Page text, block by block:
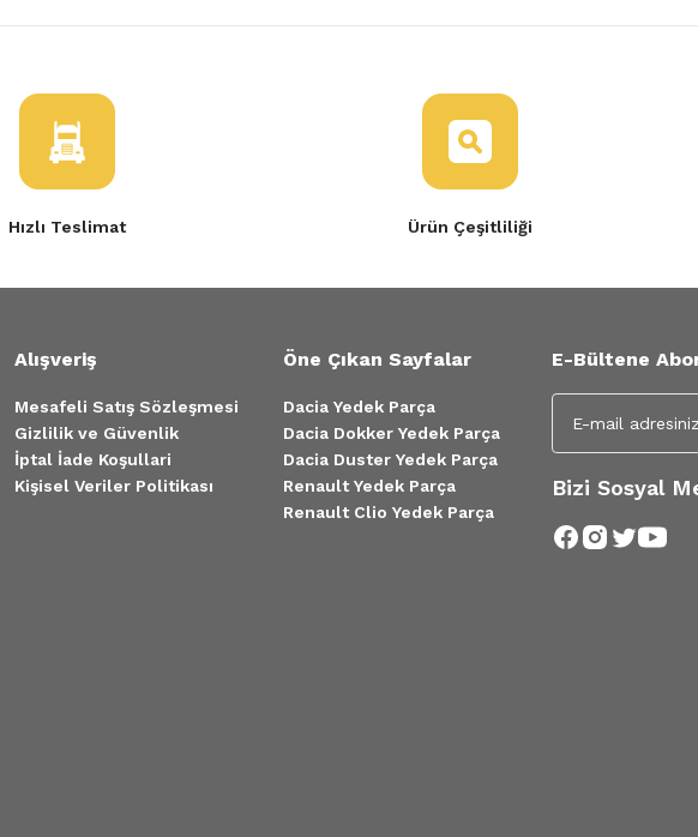
Hızlı Teslimat Ürün Çeşitliliği
Alışveriş
Mesafeli Satış Sözleşmesi
Gizlilik ve Güvenlik
İptal İade Koşullari
Kişisel Veriler Politikası
Öne Çıkan Sayfalar
Dacia Yedek Parça
Dacia Dokker Yedek Parça
Dacia Duster Yedek Parça
Renault Yedek Parça
Renault Clio Yedek Parça
E-Bültene
Bizi Sosyal